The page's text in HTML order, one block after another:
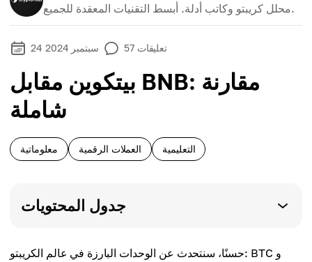
محلل كريبتو وكاتب أدلة. أبسط التقنيات المعقدة للجميع.
24 سبتمبر 2024 57 تعليقات
بيتكوين مقابل BNB: مقارنة
شاملة
معلوماتية العملات الرقمية التعليمية
جدول المحتويات
حسنًا، سنتحدث عن الوحدات البارزة في عالم الكريبتو: BTC و